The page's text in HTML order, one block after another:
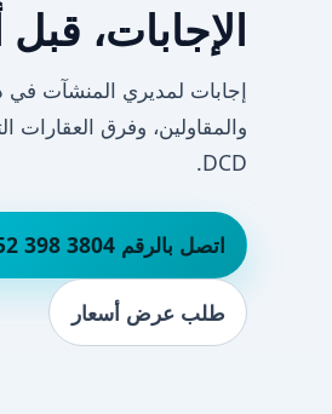
الإجابات،
إجابات لمديري المنشآت في
والمقاولين، وفرق العقارات
DCD.
اتصل بالرقم ⁦+971 52 398 3804⁩
طلب عرض أسعار